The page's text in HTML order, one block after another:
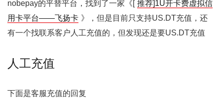
nobepay的平替平台，找到了一家《[ 推荐]1U开卡费虚拟信
用卡平台——飞扬卡 》，但是目前只支持US.DT充值，还
有一个找联系客户人工充值的，但发现还是要US.DT充值
人工充值
下面是客服充值的回复